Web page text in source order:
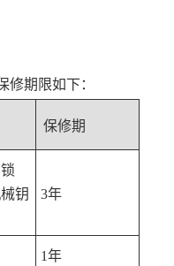
修期限如下：
保修期
钥
3年
1年